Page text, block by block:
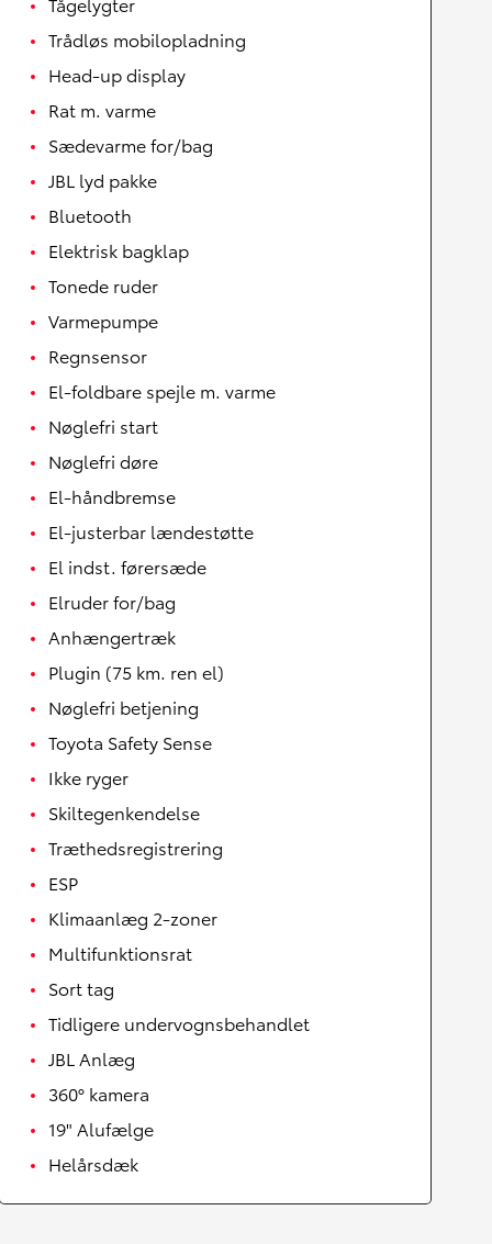
Trådløs mobilopladning
Head-up display
Rat m. varme
Sædevarme for/bag
JBL lyd pakke
Bluetooth
Elektrisk bagklap
Tonede ruder
Varmepumpe
Regnsensor
El-foldbare spejle m. varme
Nøglefri start
Nøglefri døre
El-håndbremse
El-justerbar lændestøtte
El indst. førersæde
Elruder for/bag
Anhængertræk
Plugin (75 km. ren el)
Nøglefri betjening
Toyota Safety Sense
Ikke ryger
Skiltegenkendelse
Træthedsregistrering
ESP
Klimaanlæg 2-zoner
Multifunktionsrat
Sort tag
Tidligere undervognsbehandlet
JBL Anlæg
360° kamera
19" Alufælge
Helårsdæk